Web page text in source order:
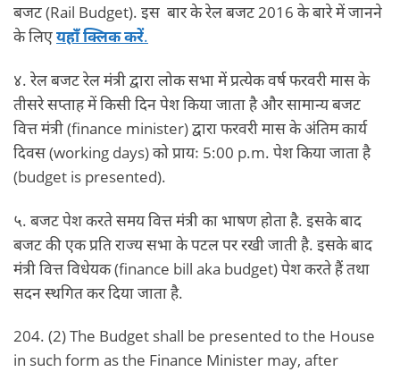
बजट (Rail Budget). इस बार के रेल बजट 2016 के बारे में जानने
के लिएयहाँ क्लिक करें.
४. रेल बजट रेल मंत्री द्वारा लोक सभा में प्रत्येक वर्ष फरवरी मास के
तीसरे सप्ताह में किसी दिन पेश किया जाता है और सामान्य बजट
वित्त मंत्री (finance minister) द्वारा फरवरी मास के अंतिम कार्य
दिवस (working days) को प्रायः 5:00 p.m. पेश किया जाता है
(budget is presented).
५. बजट पेश करते समय वित्त मंत्री का भाषण होता है. इसके बाद
बजट की एक प्रति राज्य सभा के पटल पर रखी जाती है. इसके बाद
मंत्री वित्त विधेयक (finance bill aka budget) पेश करते हैं तथा
सदन स्थगित कर दिया जाता है.
204. (2) The Budget shall be presented to the House
in such form as the Finance Minister may, after